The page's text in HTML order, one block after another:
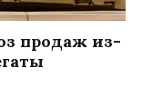
продаж из-